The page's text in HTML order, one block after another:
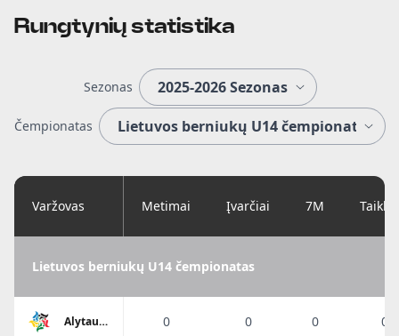
Rungtynių statistika
Sezonas
Čempionatas
Varžovas Metimai Įvarčiai 7M
Lietuvos berniukų U14 čempionatas
Alytaus
0 0 0 0%